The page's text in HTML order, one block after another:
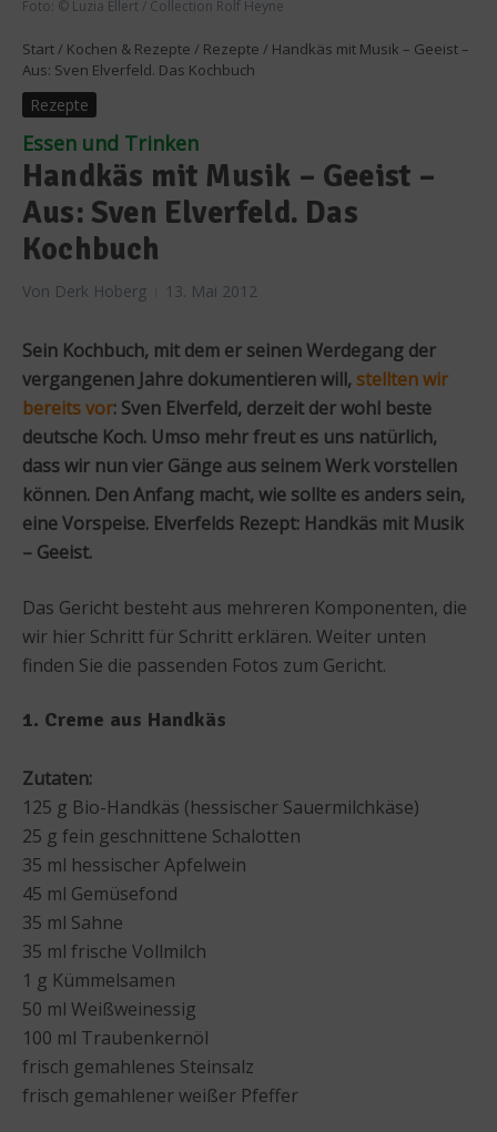
Foto: © Luzia Ellert / Collection Rolf Heyne
Start / Kochen & Rezepte / Rezepte / Handkäs mit Musik – Geeist –
Aus: Sven Elverfeld. Das Kochbuch
Rezepte
Essen und Trinken
Handkäs mit Musik – Geeist –
Aus: Sven Elverfeld. Das
Kochbuch
Von Derk Hoberg 13. Mai 2012
Sein Kochbuch, mit dem er seinen Werdegang der
vergangenen Jahre dokumentieren will, stellten wir
bereits vor: Sven Elverfeld, derzeit der wohl beste
deutsche Koch. Umso mehr freut es uns natürlich,
dass wir nun vier Gänge aus seinem Werk vorstellen
können. Den Anfang macht, wie sollte es anders sein,
eine Vorspeise. Elverfelds Rezept: Handkäs mit Musik
– Geeist.
Das Gericht besteht aus mehreren Komponenten, die
wir hier Schritt für Schritt erklären. Weiter unten
finden Sie die passenden Fotos zum Gericht.
1. Creme aus Handkäs
Zutaten:
125 g Bio-Handkäs (hessischer Sauermilchkäse)
25 g fein geschnittene Schalotten
35 ml hessischer Apfelwein
45 ml Gemüsefond
35 ml Sahne
35 ml frische Vollmilch
1 g Kümmelsamen
50 ml Weißweinessig
100 ml Traubenkernöl
frisch gemahlenes Steinsalz
frisch gemahlener weißer Pfeffer